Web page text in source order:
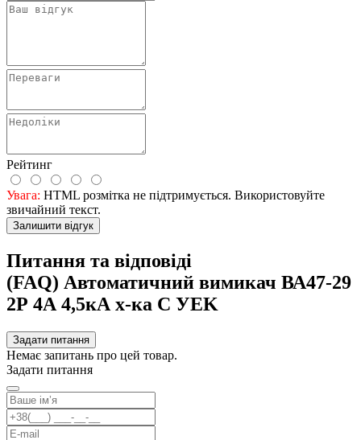
Рейтинг
Увага: HTML розмітка не підтримується. Використовуйте
звичайний текст.
Залишити відгук
Питання та відповіді
(FAQ) Автоматичний вимикач ВА47-29
2Р 4А 4,5кА х-ка C УEK
Задати питання
Немає запитань про цей товар.
Задати питання